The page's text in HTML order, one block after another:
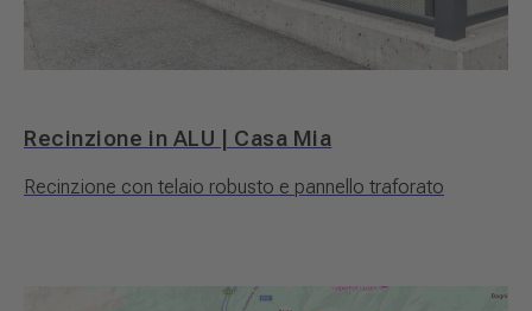
Recinzione in ALU | Casa Mia
Recinzione con telaio robusto e pannello traforato